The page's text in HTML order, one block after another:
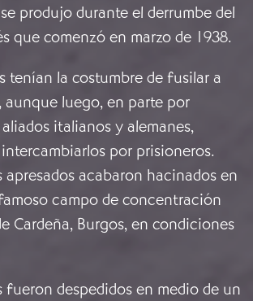
produjo durante el derrumbe del
que comenzó en marzo de 1938.
tenían la costumbre de fusilar a
aunque luego, en parte por
italianos y alemanes,
por prisioneros.
apresados acabaron hacinados en
campo de concentración
Cardeña, Burgos, en condiciones
fueron despedidos en medio de un